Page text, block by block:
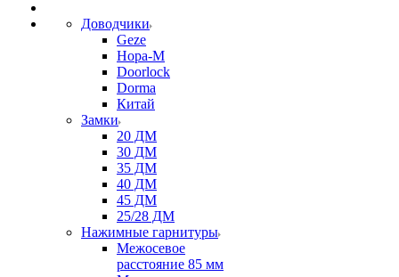
Доводчики
Geze
Нора-М
Doorlock
Dorma
Китай
Замки
20 ДМ
30 ДМ
35 ДМ
40 ДМ
45 ДМ
25/28 ДМ
Нажимные гарнитуры
Межосевое
расстояние 85 мм